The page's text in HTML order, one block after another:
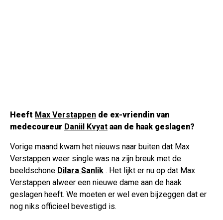
Heeft Max Verstappen de ex-vriendin van
medecoureur Daniil Kvyat aan de haak geslagen?
Vorige maand kwam het nieuws naar buiten dat Max
Verstappen weer single was na zijn breuk met de
beeldschone Dilara Sanlik . Het lijkt er nu op dat Max
Verstappen alweer een nieuwe dame aan de haak
geslagen heeft. We moeten er wel even bijzeggen dat er
nog niks officieel bevestigd is.